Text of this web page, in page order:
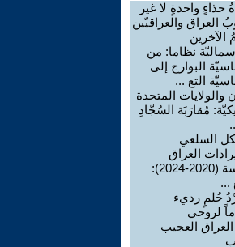
حذاءٍ واحدةٍ لا غير
العراق والعراقيّين
الآخرين
نظاما: من
البوارج إلى
التع ...
والولايات المتحدة
مُقارَبَة السُجّادِ
السلعي
العراق
الرئيسة (2020-2024):
...
حُلمٍ رديء
لروحي
العراق العجيب